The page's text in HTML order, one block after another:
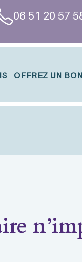
06 51 20 57
OFFREZ UN